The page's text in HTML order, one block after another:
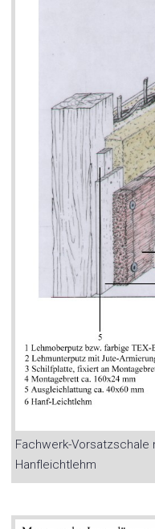
Fachwerk-Vorsatzschale
Hanfleichtlehm